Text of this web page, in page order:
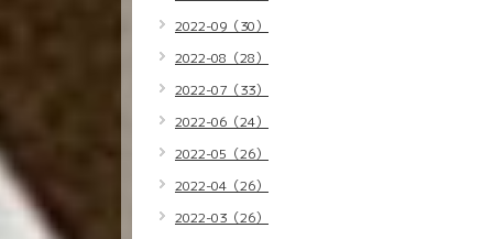
2022-09（30）
2022-08（28）
2022-07（33）
2022-06（24）
2022-05（26）
2022-04（26）
2022-03（26）